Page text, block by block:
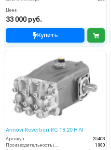
Цена
33 000 руб.
Купить
Annovi Reverberi RG 18.20 H N
Артикул
25403
1080